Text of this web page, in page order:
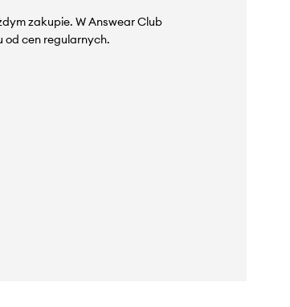
zakupie. W Answear Club
od cen regularnych.